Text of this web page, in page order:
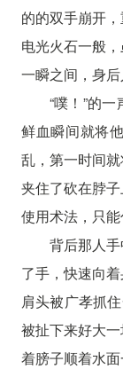
的的双手崩开
电光火石一般
一瞬之间，身
“噗！”的
鲜血瞬间就将
乱，第一时间
夹住了砍在脖
使用术法，只能
背后那人
了手，快速向
肩头被广孝抓
被扯下来好大
着膀子顺着水面